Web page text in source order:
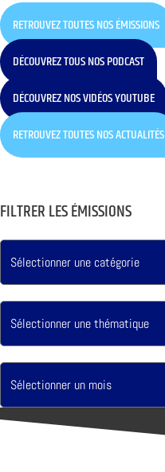
RETROUVEZ TOUTES NOS ÉMISSIONS
DÉCOUVREZ TOUS NOS PODCAST
DÉCOUVREZ NOS VIDÉOS YOUTUBE
RETROUVEZ TOUTES NOS ACTUALITÉS
FILTRER LES ÉMISSIONS